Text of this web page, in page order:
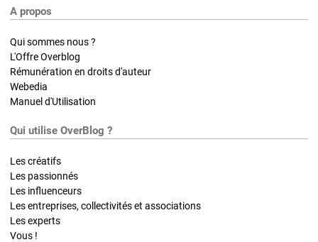
A propos
Qui sommes nous ?
L'Offre Overblog
Rémunération en droits d'auteur
Webedia
Manuel d'Utilisation
Qui utilise OverBlog ?
Les créatifs
Les passionnés
Les influenceurs
Les entreprises, collectivités et associations
Les experts
Vous !